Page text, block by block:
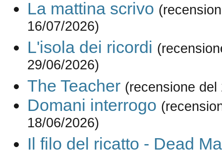
La mattina scrivo
16/07/2026)
L'isola dei ricordi
29/06/2026)
The Teacher (recensione del
Domani interrogo
18/06/2026)
Il filo del ricatto - Dead